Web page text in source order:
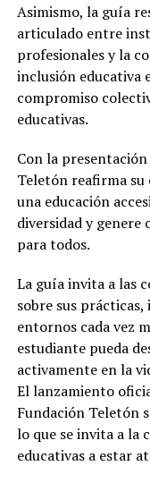
Asimismo, la guía
articulado entre
profesionales y la
inclusión educativa
compromiso
educativas.
Con la
Teletón reafirma
una educación
diversidad y genere
para todos.
La guía invita a las
sobre sus
entornos cada vez
estudiante pueda
activamente en la
El lanzamiento
Fundación Teletón
lo que se invita a la
educativas a estar